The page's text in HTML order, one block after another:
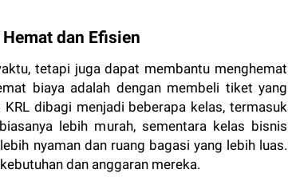
dan Efisien
tetapi juga dapat membantu menghemat
biaya adalah dengan membeli tiket yang
dibagi menjadi beberapa kelas, termasuk
lebih murah, sementara kelas bisnis
nyaman dan ruang bagasi yang lebih luas.
dan anggaran mereka.